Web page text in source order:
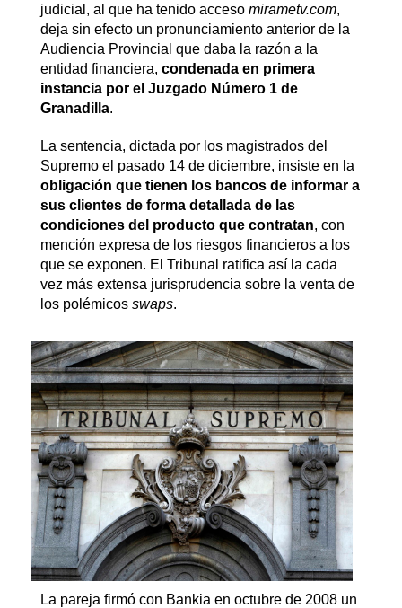
judicial, al que ha tenido acceso mirametv.com,
deja sin efecto un pronunciamiento anterior de la
Audiencia Provincial que daba la razón a la
entidad financiera, condenada en primera
instancia por el Juzgado Número 1 de
Granadilla.
La sentencia, dictada por los magistrados del
Supremo el pasado 14 de diciembre, insiste en la
obligación que tienen los bancos de informar a
sus clientes de forma detallada de las
condiciones del producto que contratan, con
mención expresa de los riesgos financieros a los
que se exponen. El Tribunal ratifica así la cada
vez más extensa jurisprudencia sobre la venta de
los polémicos swaps.
La pareja firmó con Bankia en octubre de 2008 un